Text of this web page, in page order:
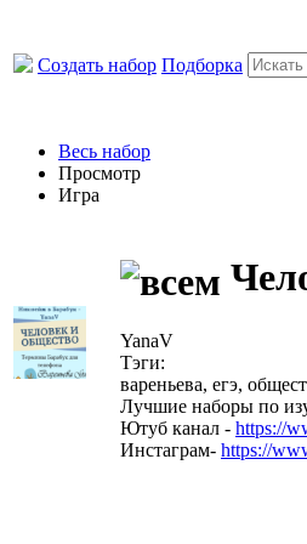
Создать набор Подборка
Весь набор
Просмотр
Игра
YanaV
Тэги:
вареньева, егэ,
Лучшие наборы по
Ютуб канал - https://
Инстаграм- https://